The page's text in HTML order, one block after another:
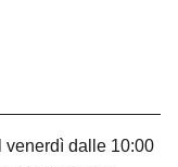
venerdì dalle 10:00